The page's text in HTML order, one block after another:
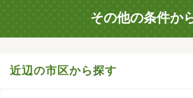
その他の条件か
近辺の市区から探す